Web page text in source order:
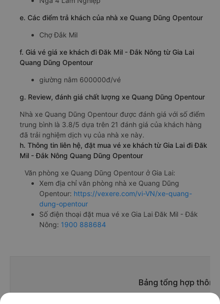
e. Các điểm trả khách của nhà xe Quang Dũng Opentour
Chợ Đắk Mil
f. Giá vé giá xe khách đi Đăk Mil - Đắk Nông từ Gia Lai
Quang Dũng Opentour
giường nằm 600000đ/vé
g. Review, đánh giá chất lượng xe Quang Dũng Opentour
Nhà xe Quang Dũng Opentour được đánh giá với số điểm
trung bình là 3.8/5 dựa trên 21 đánh giá của khách hàng
đã trải nghiệm dịch vụ của nhà xe này.
h. Thông tin liên hệ, đặt mua vé xe khách từ Gia Lai đi Đăk
Mil - Đắk Nông Quang Dũng Opentour
Văn phòng xe Quang Dũng Opentour ở Gia Lai:
Xem địa chỉ văn phòng nhà xe Quang Dũng
Opentour: https://vexere.com/vi-VN/xe-quang-
dung-opentour
Số điện thoại đặt mua vé xe Gia Lai Đăk Mil - Đắk
Nông: 1900 888684
Bảng tổng hợp